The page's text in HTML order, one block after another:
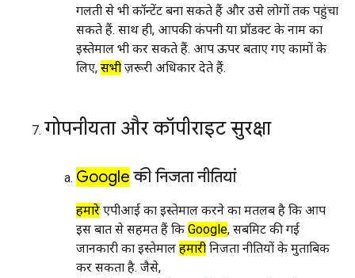
गलती से भी कॉन्टेंट बना सकते हैं और उसे लोगों तक पहुंचा
सकते हैं. साथ ही, आपकी कंपनी या प्रॉडक्ट के नाम का
इस्तेमाल भी कर सकते हैं. आप ऊपर बताए गए कामों के
लिए, सभी ज़रूरी अधिकार देते हैं.
गोपनीयता और कॉपीराइट सुरक्षा
Google की निजता नीतियां
हमारे एपीआई का इस्तेमाल करने का मतलब है कि आप
इस बात से सहमत हैं कि Google, सबमिट की गई
जानकारी का इस्तेमाल हमारी निजता नीतियों के मुताबिक
कर सकता है. जैसे,